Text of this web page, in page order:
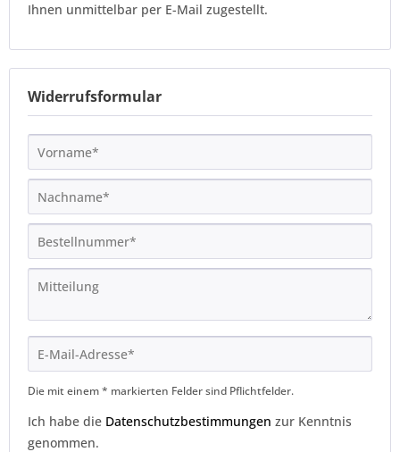
Ihnen unmittelbar per E-Mail zugestellt.
Widerrufsformular
Die mit einem * markierten Felder sind Pflichtfelder.
Ich habe die Datenschutzbestimmungen zur Kenntnis
genommen.